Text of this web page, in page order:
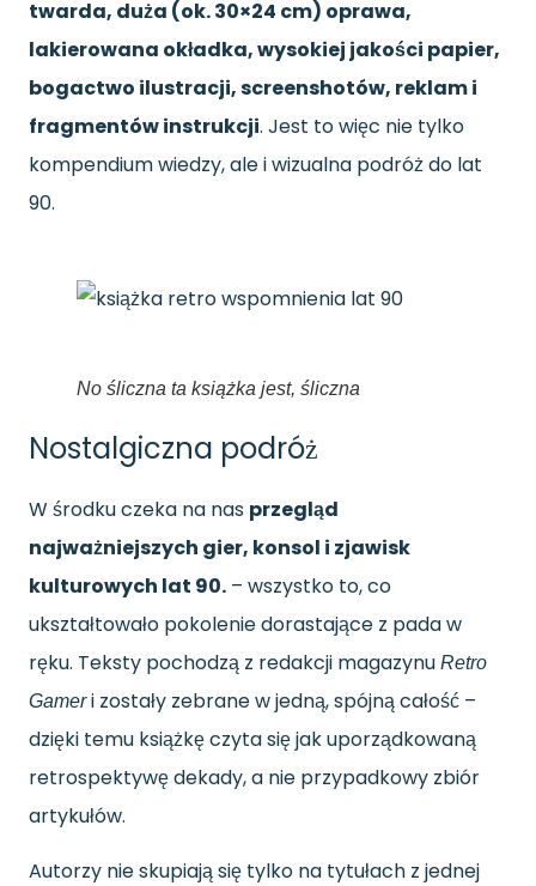
twarda, duża (ok. 30×24 cm) oprawa,
lakierowana okładka, wysokiej jakości papier,
bogactwo ilustracji, screenshotów, reklam i
fragmentów instrukcji. Jest to więc nie tylko
kompendium wiedzy, ale i wizualna podróż do lat
90.
No śliczna ta książka jest, śliczna
Nostalgiczna podróż
W środku czeka na nas przegląd
najważniejszych gier, konsol i zjawisk
kulturowych lat 90. – wszystko to, co
ukształtowało pokolenie dorastające z pada w
ręku. Teksty pochodzą z redakcji magazynu Retro
Gameri zostały zebrane w jedną, spójną całość –
dzięki temu książkę czyta się jak uporządkowaną
retrospektywę dekady, a nie przypadkowy zbiór
artykułów.
Autorzy nie skupiają się tylko na tytułach z jednej